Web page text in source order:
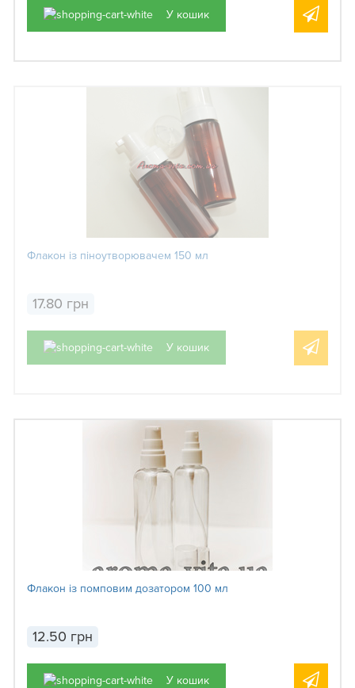
У кошик
Флакон із піноутворювачем 150 мл
17.80 грн
У кошик
Флакон із помповим дозатором 100 мл
12.50 грн
У кошик